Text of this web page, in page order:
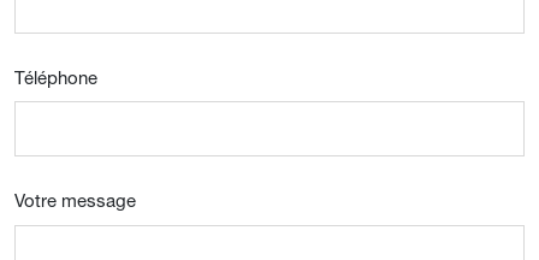
Téléphone
Votre message